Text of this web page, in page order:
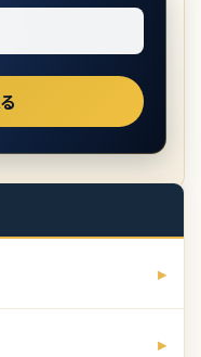
▸
▸